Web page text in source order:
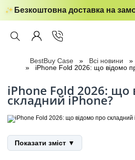
Безкоштовна доставка на
BestBuy Case Всі новини
iPhone Fold 2026: що відомо
iPhone Fold 2026: що
складний iPhone?
Показати зміст ▼